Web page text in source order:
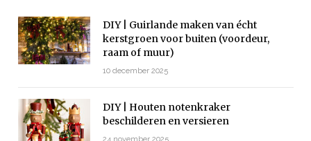
DIY | Guirlande maken van écht
kerstgroen voor buiten (voordeur,
raam of muur)
10 december 2025
DIY | Houten notenkraker
beschilderen en versieren
24 november 2025